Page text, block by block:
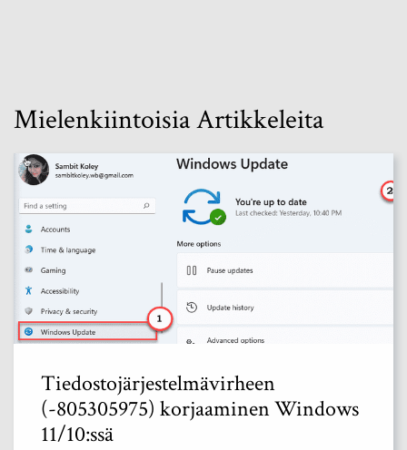
Mielenkiintoisia Artikkeleita
Tiedostojärjestelmävirheen
(-805305975) korjaaminen Windows
11/10:ssä